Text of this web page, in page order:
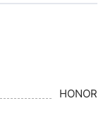
HONOR